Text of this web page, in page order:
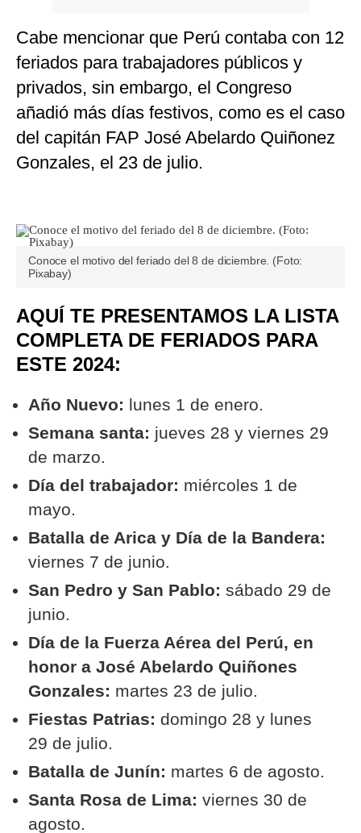
Cabe mencionar que Perú contaba con 12
feriados para trabajadores públicos y
privados, sin embargo, el Congreso
añadió más días festivos, como es el caso
del capitán FAP José Abelardo Quiñonez
Gonzales, el 23 de julio.
Conoce el motivo del feriado del 8 de diciembre. (Foto:
Pixabay)
AQUÍ TE PRESENTAMOS LA LISTA
COMPLETA DE FERIADOS PARA
ESTE 2024:
Año Nuevo: lunes 1 de enero.
Semana santa: jueves 28 y viernes 29
de marzo.
Día del trabajador: miércoles 1 de
mayo.
Batalla de Arica y Día de la Bandera:
viernes 7 de junio.
San Pedro y San Pablo: sábado 29 de
junio.
Día de la Fuerza Aérea del Perú, en
honor a José Abelardo Quiñones
Gonzales: martes 23 de julio.
Fiestas Patrias: domingo 28 y lunes
29 de julio.
Batalla de Junín: martes 6 de agosto.
Santa Rosa de Lima: viernes 30 de
agosto.